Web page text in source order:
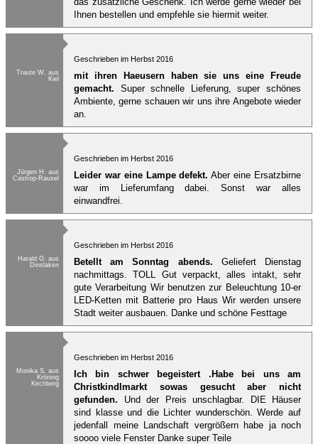
Ihnen bestellen und empfehle sie hiermit weiter.
Traute W. aus
Kiel
Geschrieben im Herbst 2016
mit ihren Haeusern haben sie uns eine Freude
gemacht. Super schnelle Lieferung, super schönes
Ambiente, gerne schauen wir uns ihre Angebote wieder
an.
Jürgen H. aus
Castrop-Rauxel
Geschrieben im Herbst 2016
Leider war eine Lampe defekt. Aber eine Ersatzbirne
war im Lieferumfang dabei. Sonst war alles
einwandfrei.
Harald G. aus
Dinslaken
Geschrieben im Herbst 2016
Betellt am Sonntag abends. Geliefert Dienstag
nachmittags. TOLL Gut verpackt, alles intakt, sehr
gute Verarbeitung Wir benutzen zur Beleuchtung 10-er
LED-Ketten mit Batterie pro Haus Wir werden unsere
Stadt weiter ausbauen. Danke und schöne Festtage
Monika S. aus
Kröning
Kirchberg
Geschrieben im Herbst 2016
Ich bin schwer begeistert .Habe bei uns am
Christkindlmarkt sowas gesucht aber nicht
gefunden. Und der Preis unschlagbar. DIE Häuser
sind klasse und die Lichter wunderschön. Werde auf
jedenfall meine Landschaft vergrößern habe ja noch
soooo viele Fenster Danke super Teile